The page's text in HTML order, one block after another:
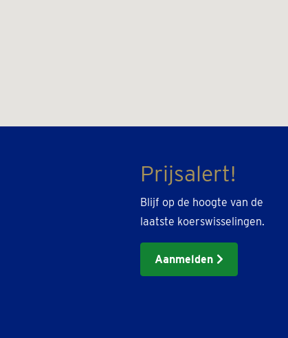
Prijsalert!
Blijf op de hoogte van de
laatste koerswisselingen.
Aanmelden